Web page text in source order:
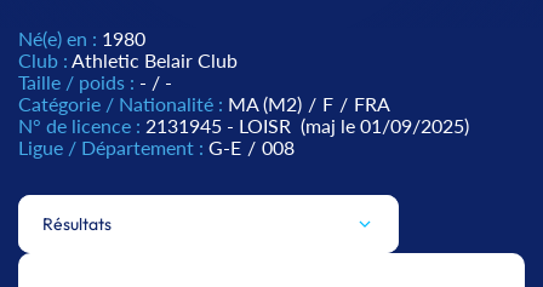
Né(e) en : 1980
Club : Athletic Belair Club
Taille / poids : - / -
Catégorie / Nationalité : MA (M2) / F / FRA
N° de licence : 2131945 - LOISR (maj le 01/09/2025)
Ligue / Département : G-E / 008
Résultats